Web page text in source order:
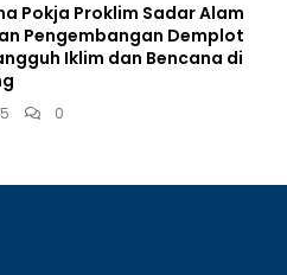
Pokja Proklim Sadar Alam
Pengembangan Demplot
Iklim dan Bencana di
0